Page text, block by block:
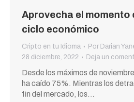
Aprovecha el momento
ciclo económico
Cripto en tu Idioma Por Darian
28 diciembre, 2022
Deja un
Desde los máximos de
ha caído 75%. Mientras los
fin del mercado, los…